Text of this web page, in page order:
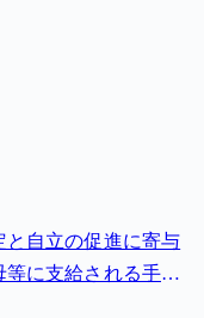
自立の促進に寄与
等に支給される手